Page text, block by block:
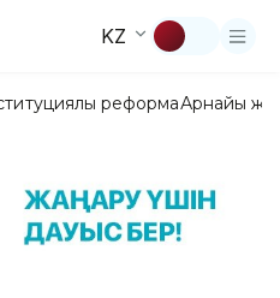
KZ
реформаАрнайы